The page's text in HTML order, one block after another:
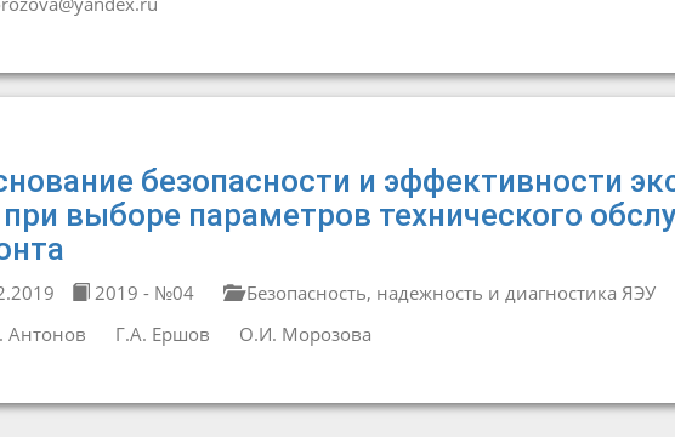
безопасности и эффективности
выборе параметров технического
2019 - №04
Безопасность, надежность и диагностика ЯЭУ
Антонов
Г.А. Ершов О.И. Морозова